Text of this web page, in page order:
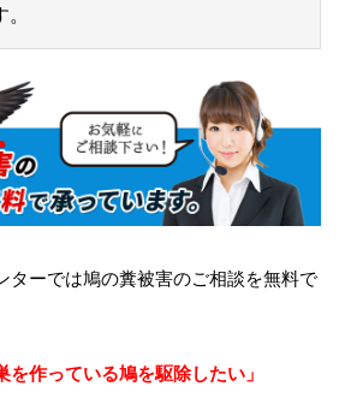
ターでは鳩の糞被害のご相談を無料で
を作っている鳩を駆除したい」